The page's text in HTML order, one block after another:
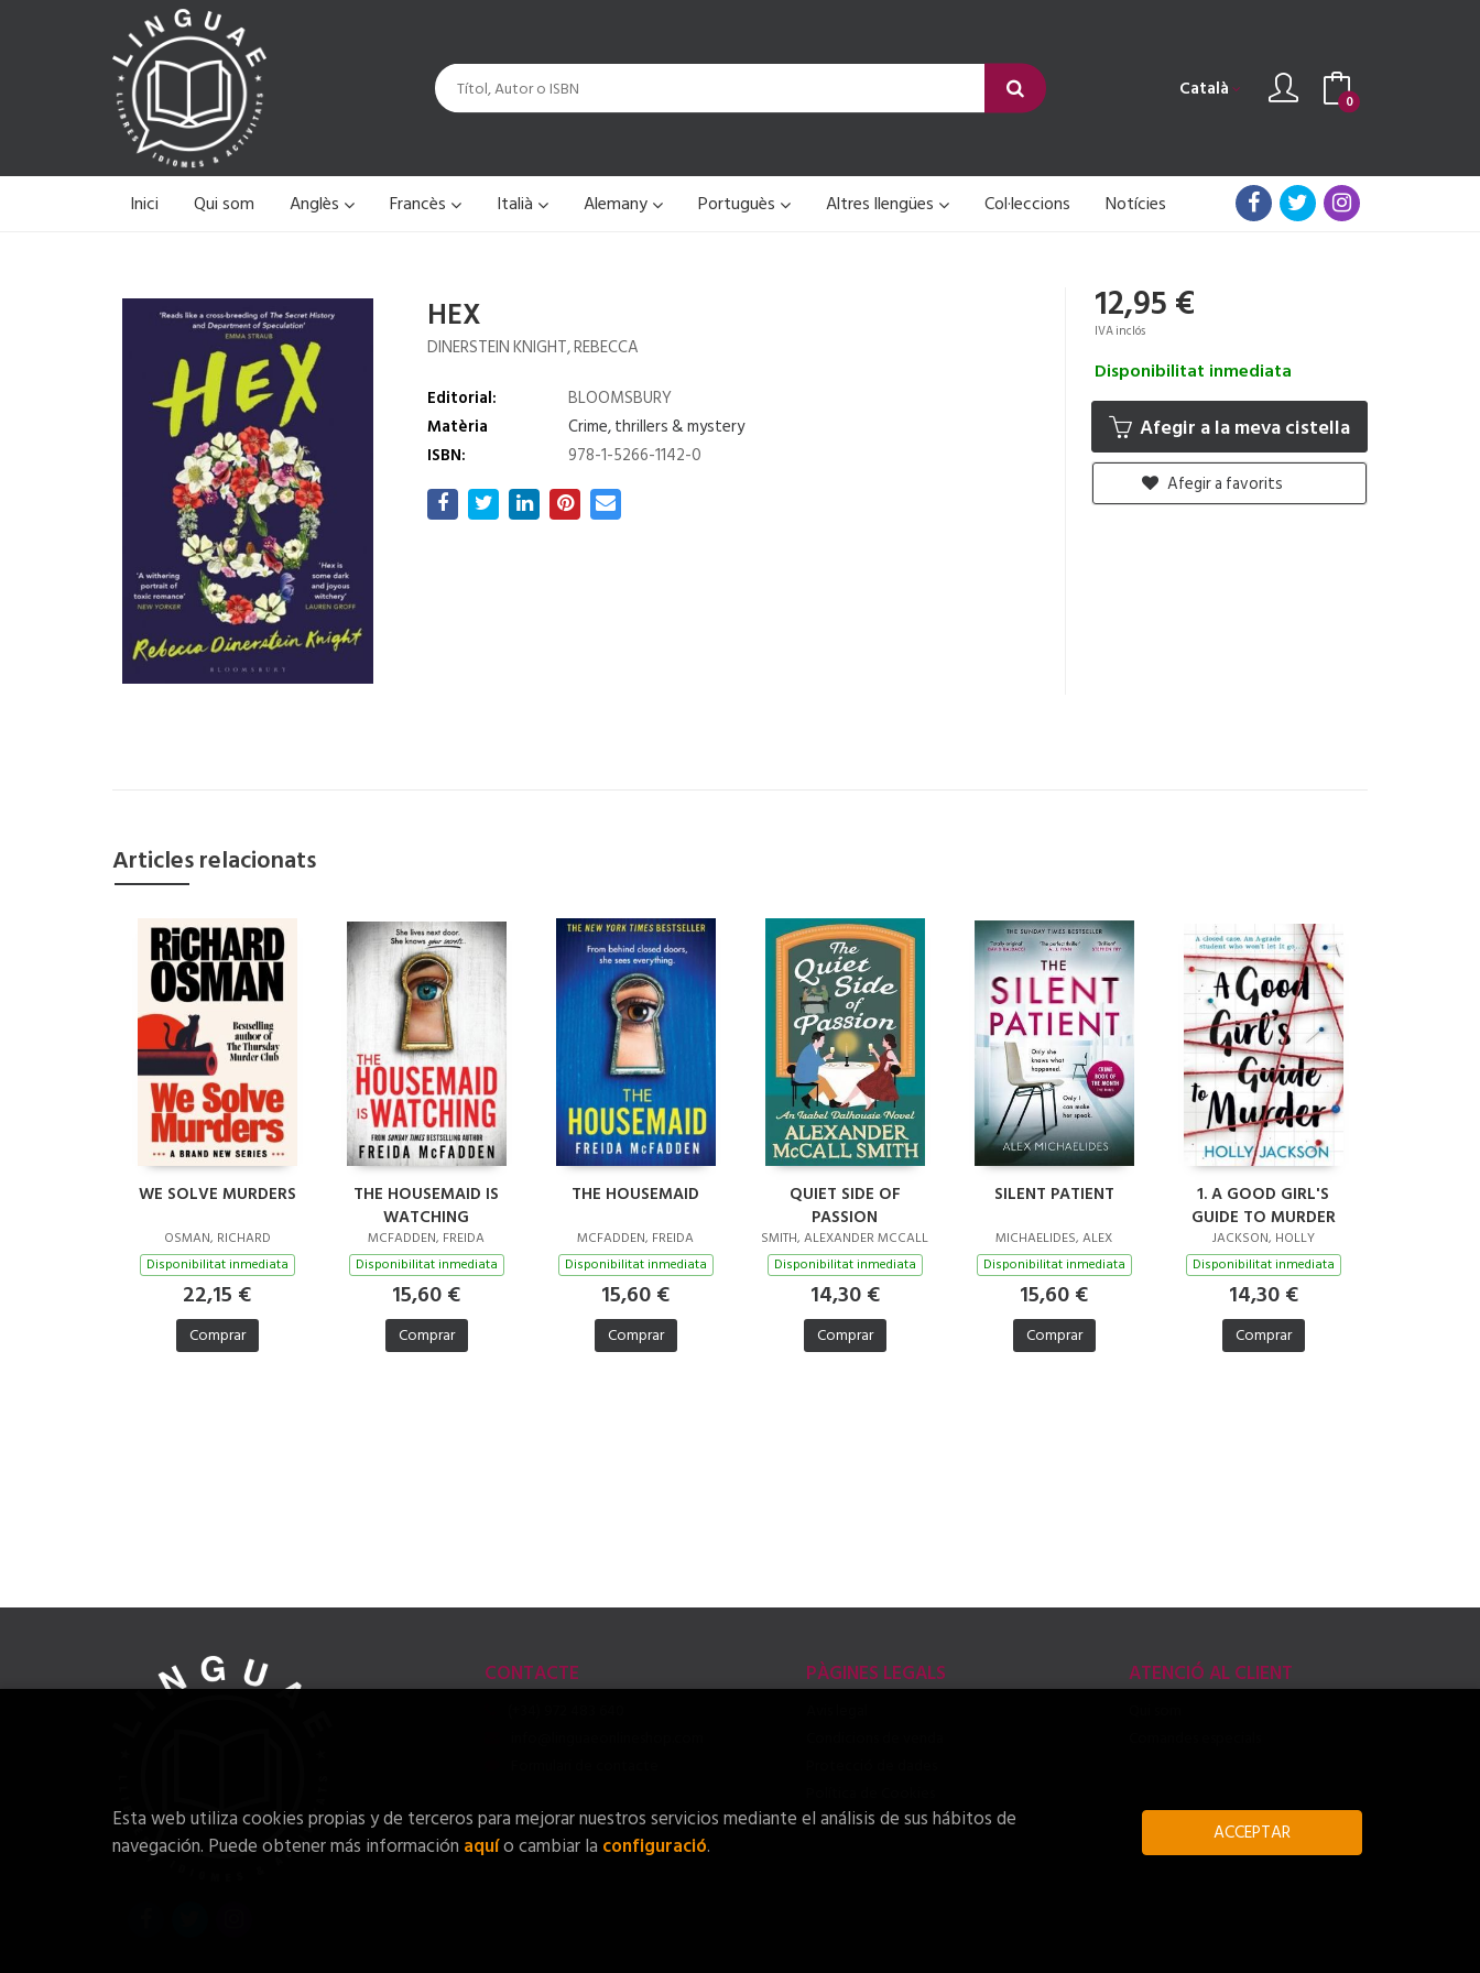
Català 0
Inici Qui som Anglès Francès Italià Alemany Portuguès Altres llengües Col·leccions Notícies
HEX
DINERSTEIN KNIGHT, REBECCA
Editorial:
BLOOMSBURY
Matèria
Crime, thrillers & mystery
ISBN:
978-1-5266-1142-0
12,95 €
IVA inclós
Disponibilitat inmediata
Afegir a la meva cistella
Afegir a favorits
Articles relacionats
WE SOLVE MURDERS
OSMAN, RICHARD
Disponibilitat inmediata
22,15 €
Comprar
THE HOUSEMAID IS
WATCHING
MCFADDEN, FREIDA
Disponibilitat inmediata
15,60 €
Comprar
THE HOUSEMAID
MCFADDEN, FREIDA
Disponibilitat inmediata
15,60 €
Comprar
QUIET SIDE OF
PASSION
SMITH, ALEXANDER MCCALL
Disponibilitat inmediata
14,30 €
Comprar
SILENT PATIENT
MICHAELIDES, ALEX
Disponibilitat inmediata
15,60 €
Comprar
1. A GOOD GIRL'S
GUIDE TO MURDER
JACKSON, HOLLY
Disponibilitat inmediata
14,30 €
Comprar
CONTACTE PÀGINES LEGALS ATENCIÓ AL CLIENT
Esta web utiliza cookies propias y de terceros para mejorar nuestros servicios mediante el análisis de sus hábitos de
navegación. Puede obtener más información aquío cambiar la configuració. ACCEPTAR